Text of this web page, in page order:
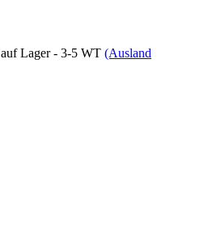
auf Lager - 3-5 WT (Ausland